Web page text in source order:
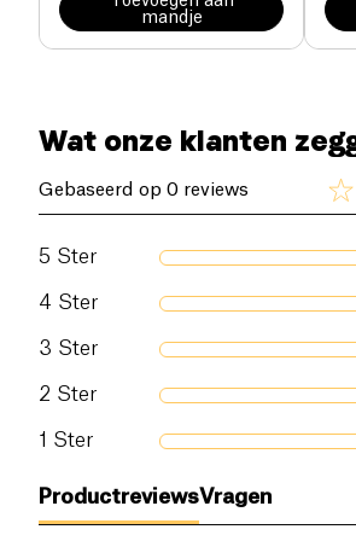
mandje
Wat onze klanten
Gebaseerd op 0 reviews
5 Ster
4 Ster
3 Ster
2 Ster
1 Ster
ProductreviewsVragen